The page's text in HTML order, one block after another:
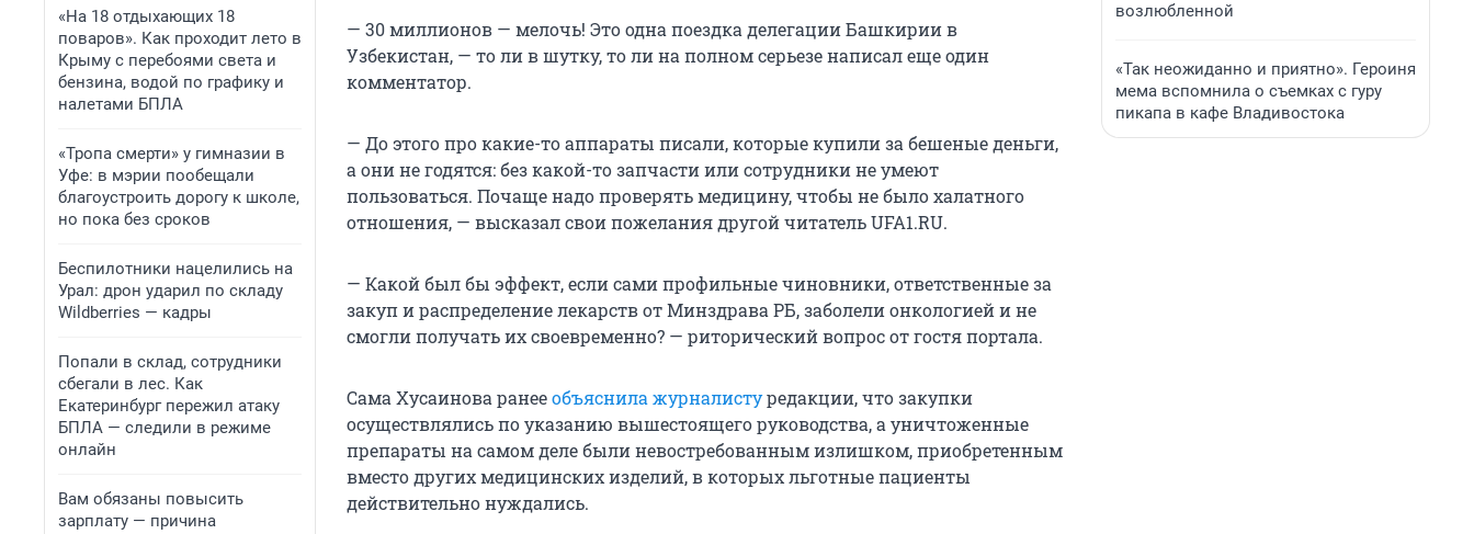
«На 18 отдыхающих 18
поваров». Как проходит лето в
Крыму с перебоями света и
бензина, водой по графику и
налетами БПЛА
«Тропа смерти» у гимназии в
Уфе: в мэрии пообещали
благоустроить дорогу к школе,
но пока без сроков
Беспилотники нацелились на
Урал: дрон ударил по складу
Wildberries — кадры
Попали в склад, сотрудники
сбегали в лес. Как
Екатеринбург пережил атаку
БПЛА — следили в режиме
онлайн
Вам обязаны повысить
зарплату — причина
— 30 миллионов — мелочь! Это одна поездка делегации Башкирии в
Узбекистан, — то ли в шутку, то ли на полном серьезе написал еще один
комментатор.
— До этого про какие-то аппараты писали, которые купили за бешеные деньги,
а они не годятся: без какой-то запчасти или сотрудники не умеют
пользоваться. Почаще надо проверять медицину, чтобы не было халатного
отношения, — высказал свои пожелания другой читатель UFA1.RU.
— Какой был бы эффект, если сами профильные чиновники, ответственные за
закуп и распределение лекарств от Минздрава РБ, заболели онкологией и не
смогли получать их своевременно? — риторический вопрос от гостя портала.
Сама Хусаинова ранееобъяснила журналистуредакции, что закупки
осуществлялись по указанию вышестоящего руководства, а уничтоженные
препараты на самом деле были невостребованным излишком, приобретенным
вместо других медицинских изделий, в которых льготные пациенты
действительно нуждались.
возлюбленной
«Так неожиданно и приятно». Героиня
мема вспомнила о съемках с гуру
пикапа в кафе Владивостока